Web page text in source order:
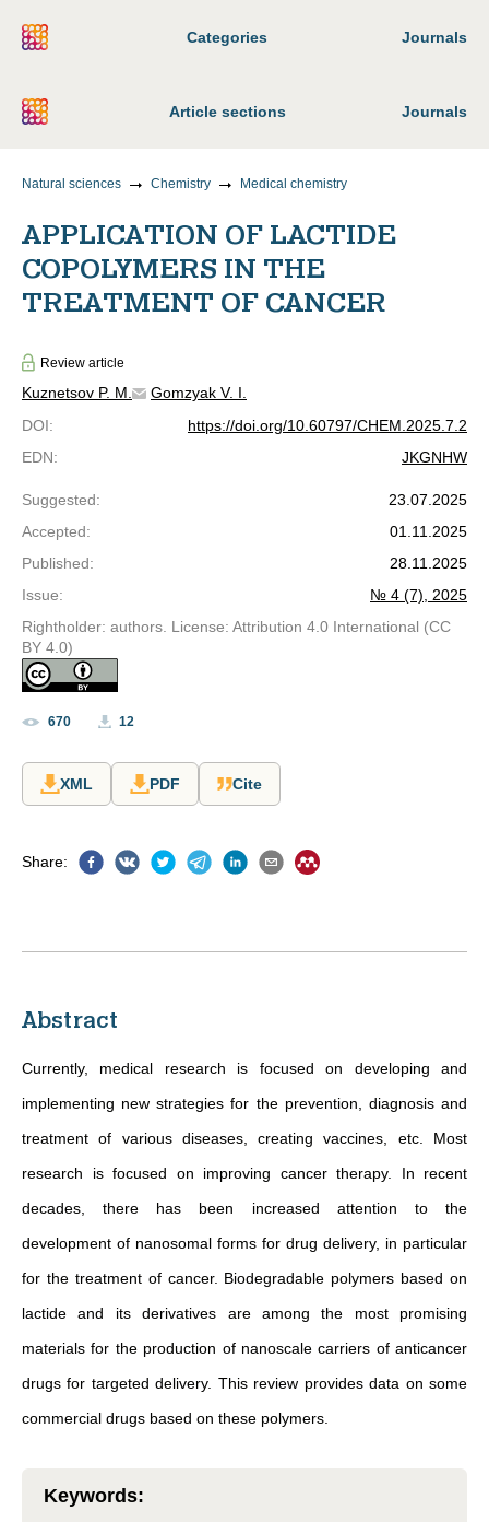
Categories Journals
Article sections Journals
Natural sciences Chemistry Medical chemistry
APPLICATION OF LACTIDE
COPOLYMERS IN THE
TREATMENT OF CANCER
Review article
Kuznetsov P. M.
Gomzyak V. I.
DOI:
https://doi.org/10.60797/CHEM.2025.7.2
EDN: JKGNHW
Suggested:
23.07.2025
Accepted:
01.11.2025
Published:
28.11.2025
Issue:
№ 4 (7), 2025
Rightholder: authors. License: Attribution 4.0 International (CC
BY 4.0)
670 12
XML PDF Cite
Share:
Abstract
Currently, medical research is focused on developing and
implementing new strategies for the prevention, diagnosis and
treatment of various diseases, creating vaccines, etc. Most
research is focused on improving cancer therapy. In recent
decades, there has been increased attention to the
development of nanosomal forms for drug delivery, in particular
for the treatment of cancer. Biodegradable polymers based on
lactide and its derivatives are among the most promising
materials for the production of nanoscale carriers of anticancer
drugs for targeted delivery. This review provides data on some
commercial drugs based on these polymers.
Keywords: